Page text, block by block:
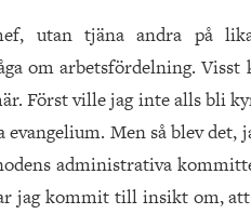
utan tjäna andra på
om arbetsfördelning. Visst
Först ville jag inte alls bli
evangelium. Men så blev
administrativa
jag kommit till insikt om,